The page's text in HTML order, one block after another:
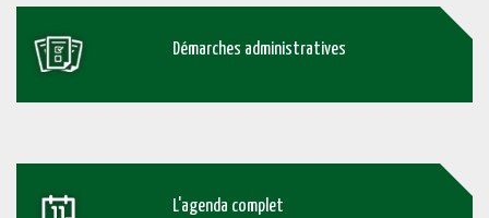
Démarches administratives
L'agenda complet